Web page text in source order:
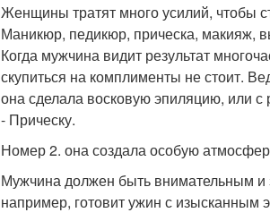
Женщины тратят много усилий, чтобы
Маникюр, педикюр, прическа, макияж,
Когда мужчина видит результат
скупиться на комплименты не стоит.
она сделала восковую эпиляцию, или
- Прическу.
Номер 2. она создала особую
Мужчина должен быть внимательным и
например, готовит ужин с изысканным